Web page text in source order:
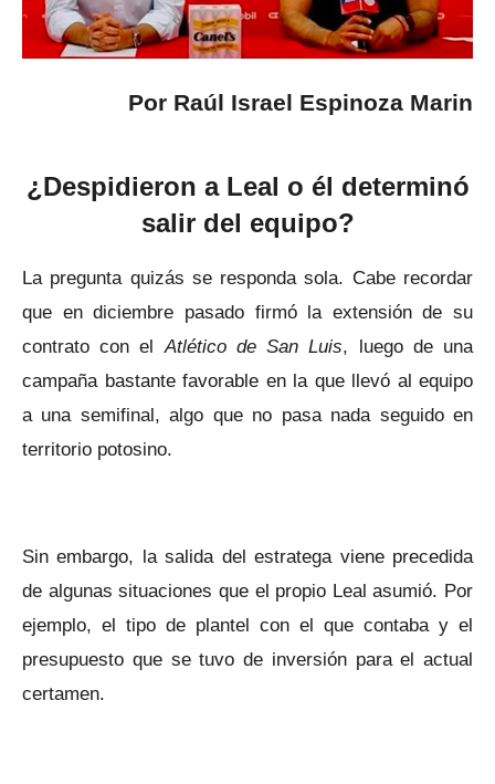
Por Raúl Israel Espinoza Marin
¿Despidieron a Leal o él determinó
salir del equipo?
La pregunta quizás se responda sola. Cabe recordar
que en diciembre pasado firmó la extensión de su
contrato con elAtlético de San Luis, luego de una
campaña bastante favorable en la que llevó al equipo
a una semifinal, algo que no pasa nada seguido en
territorio potosino.
Sin embargo, la salida del estratega viene precedida
de algunas situaciones que el propio Leal asumió. Por
ejemplo, el tipo de plantel con el que contaba y el
presupuesto que se tuvo de inversión para el actual
certamen.